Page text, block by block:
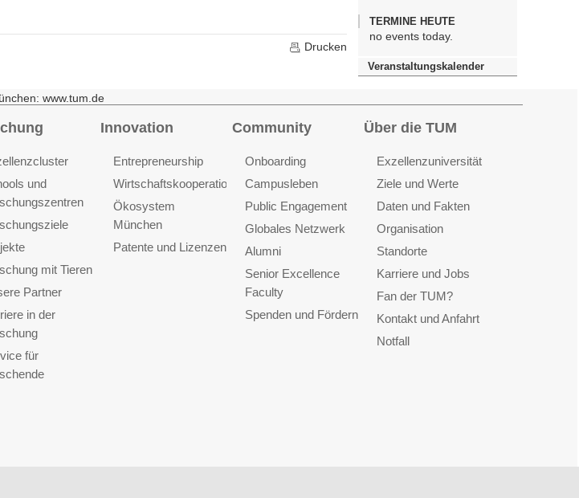
Drucken
TERMINE HEUTE
no events today.
Veranstaltungskalender
www.tum.de
und
mit Tieren
Partner
in der
für
Innovation
Entrepreneurship
Wirtschaftskooperationen
Ökosystem
München
Patente und Lizenzen
Community
Onboarding
Campusleben
Public Engagement
Globales Netzwerk
Alumni
Senior Excellence
Faculty
Spenden und Fördern
Über die TUM
Exzellenzuniversität
Ziele und Werte
Daten und Fakten
Organisation
Standorte
Karriere und Jobs
Fan der TUM?
Kontakt und Anfahrt
Notfall